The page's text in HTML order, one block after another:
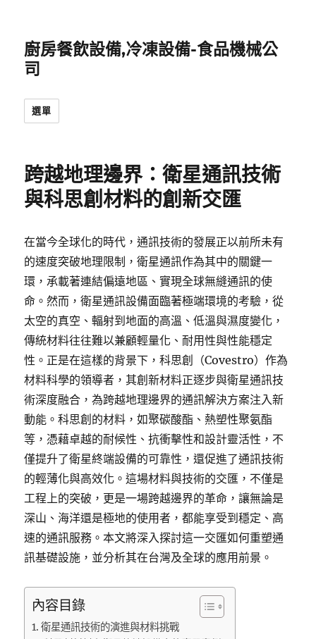
廚房餐飲設備,冷凍設備-食品機械公
司
選單
跨越地理邊界：衛星通訊技術
與科思創材料的創新交匯
在當今全球化的時代，通訊技術的發展正以前所未有
的速度突破地理限制，衛星通訊作為其中的關鍵一
環，承載著連結偏遠地區、實現全球無縫通訊的使
命。然而，衛星通訊設備面臨著極端環境的考驗，從
太空的真空、輻射到地面的高溫、低溫與濕度變化，
傳統材料往往難以兼顧輕量化、耐用性與性能穩定
性。正是在這樣的背景下，科思創（Covestro）作為
材料科學的領導者，其創新材料正逐步與衛星通訊技
術深度融合，為跨越地理邊界的通訊解決方案注入新
動能。科思創的材料，如聚碳酸酯、熱塑性聚氨酯
等，憑藉卓越的耐候性、抗衝擊性和設計靈活性，不
僅提升了衛星終端設備的可靠性，還促進了通訊技術
的輕薄化與高效化。這場材料與技術的交匯，不僅是
工程上的突破，更是一場跨越邊界的革命，讓無論是
深山、海洋還是極地的使用者，都能享受到穩定、高
速的通訊服務。本文將深入探討這一交匯如何重塑通
訊基礎設施，並分析其在台灣及全球的應用前景。
內容目錄
衛星通訊技術的演進與材料挑戰